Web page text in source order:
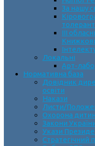
За нашу
ІII
Локальні
Арт-
Нормативна база
Довідник
освіти
Накази
Листи/
Охорона
Закони
Укази
Стратегічний